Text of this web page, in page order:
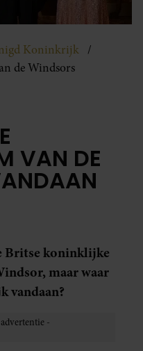
Koninkrijk
de Windsors
VAN DE
Britse koninklijke
maar waar
vandaan?